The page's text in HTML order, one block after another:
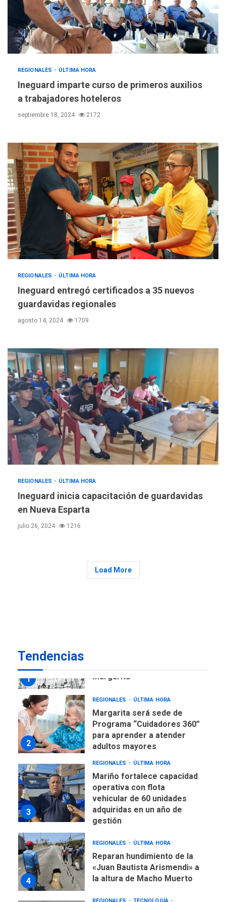
REGIONALES ÚLTIMA HORA
Ineguard imparte curso de primeros auxilios
a trabajadores hoteleros
septiembre 18, 2024 2172
REGIONALES ÚLTIMA HORA
Ineguard entregó certificados a 35 nuevos
guardavidas regionales
agosto 14, 2024 1709
REGIONALES ÚLTIMA HORA
Ineguard inicia capacitación de guardavidas
en Nueva Esparta
julio 26, 2024 1216
Load More
Tendencias
3
REGIONALES ÚLTIMA HORA
operativa con flota
vehicular de 60 unidades
adquiridas en un año de
4
Reparan hundimiento de la
«Juan Bautista Arismendi» a
la altura de Macho Muerto
5
REGIONALES
TECNOLOGÍA
ÚLTIMA HORA
Fedecámaras NE y Unimar
trabajan en diplomado para
creación y manejo de
estadísticas de turismo
6
REGIONALES ÚLTIMA HORA
Plan de contingencia hídrica
en Nueva Esparta consolida
avances en territorio
US$183.000 millones para
alcanzar 3 millones de bdp
2
Programa “Cuidadores 360”
para aprender a atender
3
REGIONALES ÚLTIMA HORA
Mariño fortalece capacidad
operativa con flota
vehicular de 60 unidades
gestión
4
REGIONALES ÚLTIMA HORA
Reparan hundimiento de la
«Juan Bautista Arismendi» a
la altura de Macho Muerto
REGIONALES
TECNOLOGÍA
ÚLTIMA HORA
Fedecámaras NE y Unimar